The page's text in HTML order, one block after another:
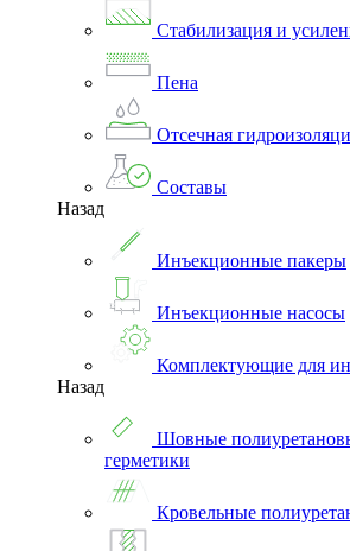
Стабилизация и
Пена
Отсечная
Составы
Назад
Инъекционные пакеры
Инъекционные насосы
Комплектующие для
Назад
Шовные
герметики
Кровельные